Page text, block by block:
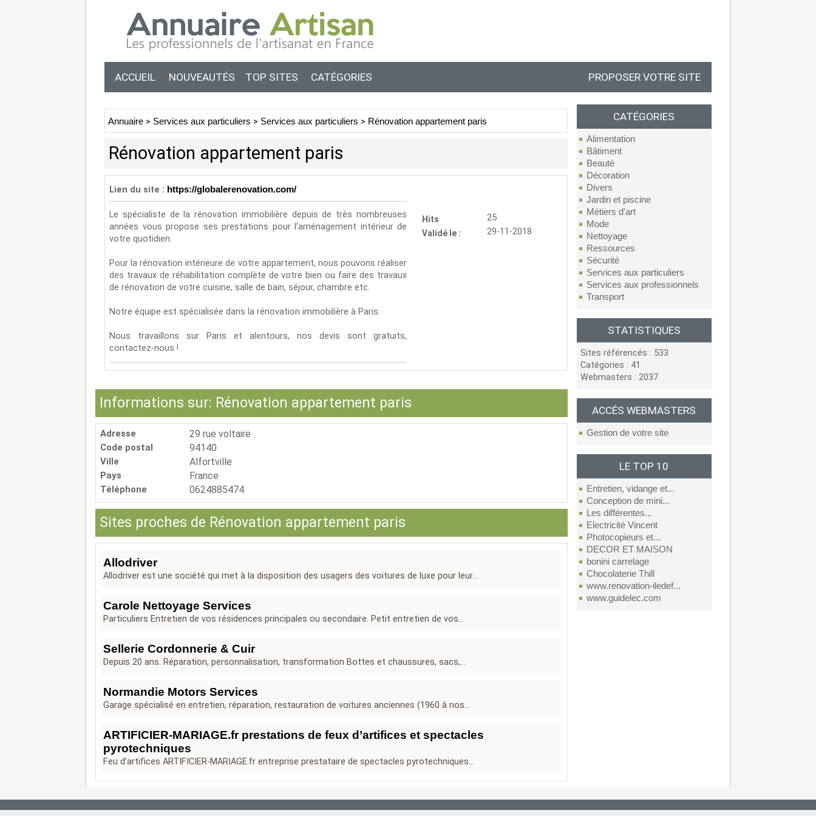
ACCUEIL NOUVEAUTÉS TOP SITES CATÉGORIES PROPOSER VOTRE SITE
CATÉGORIES
Alimentation
Bâtiment
Beauté
Décoration
Divers
Jardin et piscine
Métiers d'art
Mode
Nettoyage
Ressources
Sécurité
Services aux particuliers
Services aux professionnels
Transport
STATISTIQUES
Sites référencés : 533
Catégories : 41
Webmasters : 2037
ACCÉS WEBMASTERS
Gestion de votre site
LE TOP 10
Entretien, vidange et...
Conception de mini...
Les différentes...
Electricité Vincent
Photocopieurs et...
DECOR ET MAISON
bonini carrelage
Chocolaterie Thill
www.renovation-iledef...
www.guidelec.com
Annuaire > Services aux particuliers > Services aux particuliers > Rénovation appartement paris
Rénovation appartement paris
Lien du site : https://globalerenovation.com/
Le spécialiste de la rénovation immobilière depuis de très nombreuses
années vous propose ses prestations pour l'aménagement intérieur de
votre quotidien.
Pour la rénovation intérieure de votre appartement, nous pouvons réaliser
des travaux de réhabilitation complète de votre bien ou faire des travaux
de rénovation de votre cuisine, salle de bain, séjour, chambre etc.
Notre équipe est spécialisée dans la rénovation immobilière à Paris.
Nous travaillons sur Paris et alentours, nos devis sont gratuits,
contactez-nous !
Hits 25
Validé le : 29-11-2018
Informations sur: Rénovation appartement paris
Adresse 29 rue voltaire
Code postal 94140
Ville Alfortville
Pays France
Téléphone 0624885474
Sites proches de Rénovation appartement paris
Allodriver
Allodriver est une société qui met à la disposition des usagers des voitures de luxe pour leur...
Carole Nettoyage Services
Particuliers Entretien de vos résidences principales ou secondaire. Petit entretien de vos...
Sellerie Cordonnerie & Cuir
Depuis 20 ans. Réparation, personnalisation, transformation Bottes et chaussures, sacs,...
Normandie Motors Services
Garage spécialisé en entretien, réparation, restauration de voitures anciennes (1960 à nos...
ARTIFICIER-MARIAGE.fr prestations de feux d’artifices et spectacles
pyrotechniques
Feu d’artifices ARTIFICIER-MARIAGE.fr entreprise prestataire de spectacles pyrotechniques...